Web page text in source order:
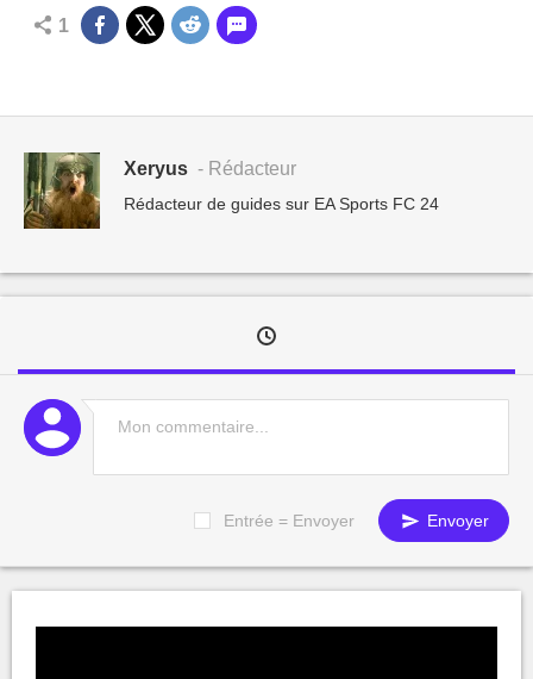
1
Xeryus - Rédacteur
Rédacteur de guides sur EA Sports FC 24
Entrée = Envoyer Envoyer